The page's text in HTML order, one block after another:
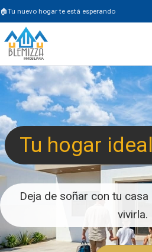
Tu nuevo hogar te está esperando
Tu hogar
Deja de soñar con tu
vivirla.